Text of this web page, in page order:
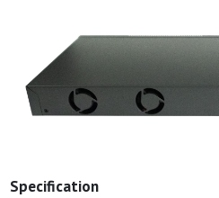
Specification